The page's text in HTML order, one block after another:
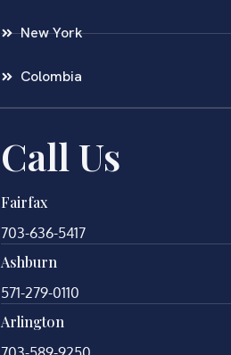
New York
Colombia
Call Us
Fairfax
703-636-5417
Ashburn
571-279-0110
Arlington